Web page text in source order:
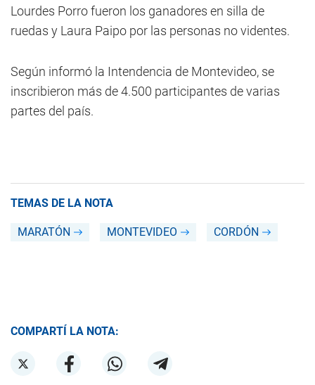
Lourdes Porro fueron los ganadores en silla de
ruedas y Laura Paipo por las personas no videntes.
Según informó la Intendencia de Montevideo, se
inscribieron más de 4.500 participantes de varias
partes del país.
TEMAS DE LA NOTA
MARATÓN MONTEVIDEO CORDÓN
COMPARTÍ LA NOTA: